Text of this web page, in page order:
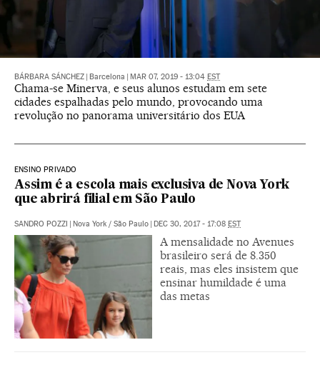
BÁRBARA SÁNCHEZ Barcelona MAR 07, 2019 - 13:04 EST
Chama-se Minerva, e seus alunos estudam em sete
cidades espalhadas pelo mundo, provocando uma
revolução no panorama universitário dos EUA
ENSINO PRIVADO
Assim é a escola mais exclusiva de Nova York
que abrirá filial em São Paulo
SANDRO POZZI Nova York / São Paulo DEC 30, 2017 - 17:08 EST
A mensalidade no Avenues
brasileiro será de 8.350
reais, mas eles insistem que
ensinar humildade é uma
das metas